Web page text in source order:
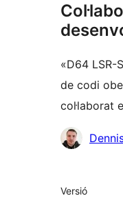
«D64 LSR-
de codi
col·laborat
Meta
Versió